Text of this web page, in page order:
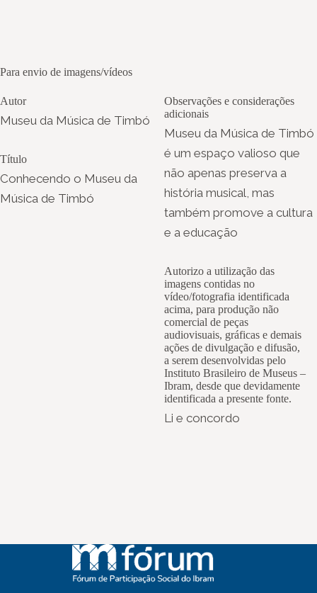
Para envio de imagens/vídeos
Autor
Museu da Música de Timbó
Título
Conhecendo o Museu da
Música de Timbó
Observações e considerações
adicionais
Museu da Música de Timbó
é um espaço valioso que
não apenas preserva a
história musical, mas
também promove a cultura
e a educação
Autorizo a utilização das
imagens contidas no
vídeo/fotografia identificada
acima, para produção não
comercial de peças
audiovisuais, gráficas e demais
ações de divulgação e difusão,
a serem desenvolvidas pelo
Instituto Brasileiro de Museus –
Ibram, desde que devidamente
identificada a presente fonte.
Li e concordo